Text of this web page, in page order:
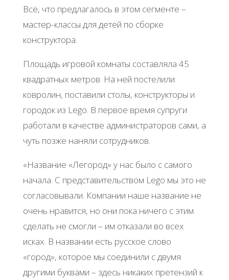
Всё, что предлагалось в этом сегменте –
мастер-классы для детей по сборке
конструктора.
Площадь игровой комнаты составляла 45
квадратных метров. На ней постелили
ковролин, поставили столы, конструкторы и
городок из Lego. В первое время супруги
работали в качестве администраторов сами, а
чуть позже наняли сотрудников.
«Название «Легород» у нас было с самого
начала. С представительством Lego мы это не
согласовывали. Компании наше название не
очень нравится, но они пока ничего с этим
сделать не смогли – им отказали во всех
исках. В названии есть русское слово
«город», которое мы соединили с двумя
другими буквами – здесь никаких претензий к